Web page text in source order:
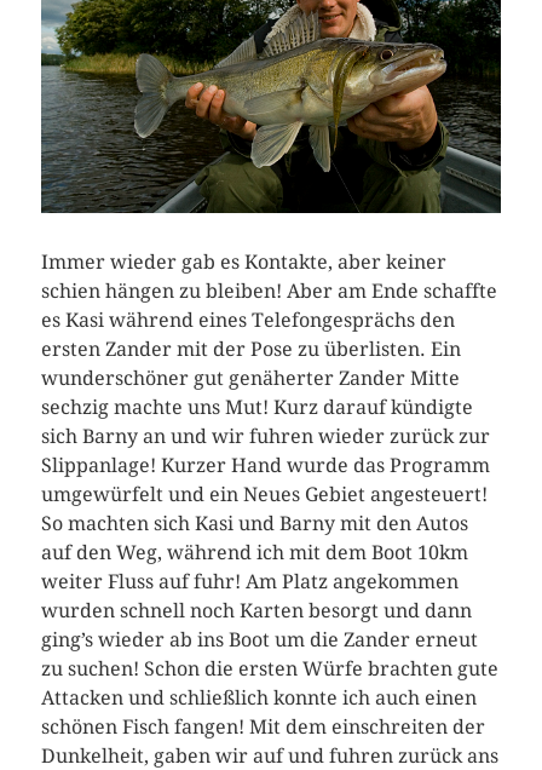
Immer wieder gab es Kontakte, aber keiner
schien hängen zu bleiben! Aber am Ende schaffte
es Kasi während eines Telefongesprächs den
ersten Zander mit der Pose zu überlisten. Ein
wunderschöner gut genäherter Zander Mitte
sechzig machte uns Mut! Kurz darauf kündigte
sich Barny an und wir fuhren wieder zurück zur
Slippanlage! Kurzer Hand wurde das Programm
umgewürfelt und ein Neues Gebiet angesteuert!
So machten sich Kasi und Barny mit den Autos
auf den Weg, während ich mit dem Boot 10km
weiter Fluss auf fuhr! Am Platz angekommen
wurden schnell noch Karten besorgt und dann
ging’s wieder ab ins Boot um die Zander erneut
zu suchen! Schon die ersten Würfe brachten gute
Attacken und schließlich konnte ich auch einen
schönen Fisch fangen! Mit dem einschreiten der
Dunkelheit, gaben wir auf und fuhren zurück ans